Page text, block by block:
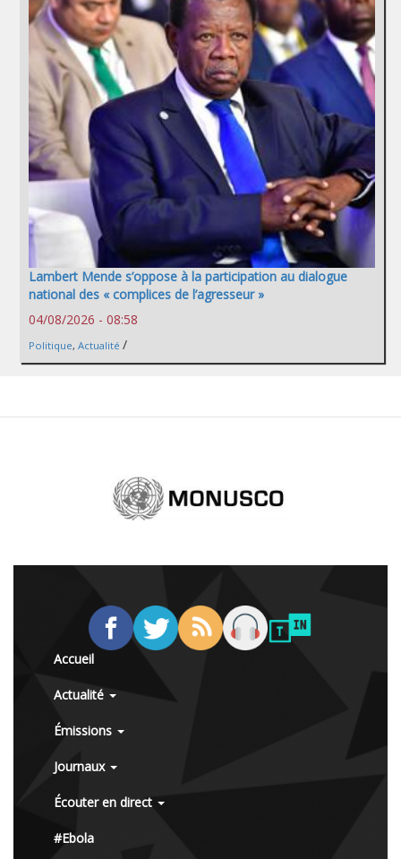
Lambert Mende s’oppose à la participation au dialogue
national des « complices de l’agresseur »
04/08/2026 - 08:58
Politique, Actualité /
Accueil
Actualité
Émissions
Journaux
Écouter en direct
#Ebola